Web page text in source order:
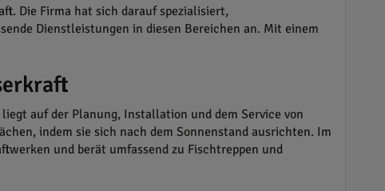
Die Firma hat sich darauf spezialisiert,
Dienstleistungen in diesen Bereichen an. Mit einem
auf der Planung, Installation und dem Service von
indem sie sich nach dem Sonnenstand ausrichten. Im
und berät umfassend zu Fischtreppen und